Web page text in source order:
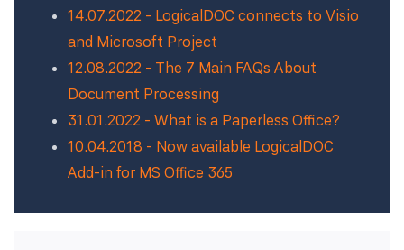
14.07.2022 - LogicalDOC connects to Visio
and Microsoft Project
12.08.2022 - The 7 Main FAQs About
Document Processing
31.01.2022 - What is a Paperless Office?
10.04.2018 - Now available LogicalDOC
Add-in for MS Office 365